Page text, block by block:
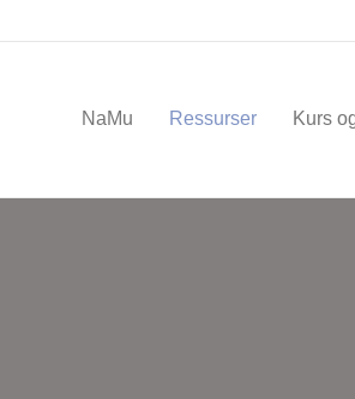
NaMu Ressurser Kurs